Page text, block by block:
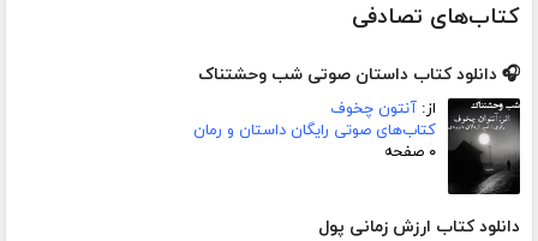
کتاب‌های تصادفی
🎧 دانلود کتاب داستان صوتی شب وحشتناک
از: آنتون چخوف
کتاب‌های صوتی رایگان داستان و رمان
۰ صفحه
دانلود کتاب ارزش زمانی پول